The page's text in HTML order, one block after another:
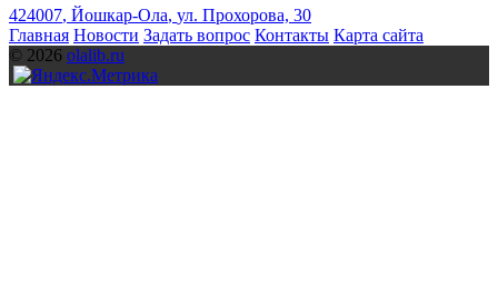
424007, Йошкар-Ола, ул. Прохорова, 30
Главная Новости Задать вопрос Контакты Карта сайта
© 2026 olalib.ru